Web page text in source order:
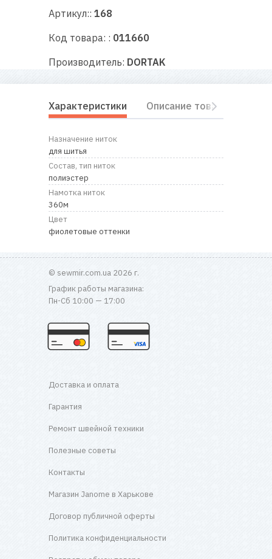
Артикул:: 168
Код товара: : 011660
Производитель: DORTAK
Характеристики Описание товара
Назначение ниток
для шитья
Состав, тип ниток
полиэстер
Намотка ниток
360м
Цвет
фиолетовые оттенки
© sewmir.com.ua 2026 г.
График работы магазина:
Пн-Сб 10:00 — 17:00
Доставка и оплата
Гарантия
Ремонт швейной техники
Полезные советы
Контакты
Магазин Janome в Харькове
Договор публичной оферты
Политика конфиденциальности